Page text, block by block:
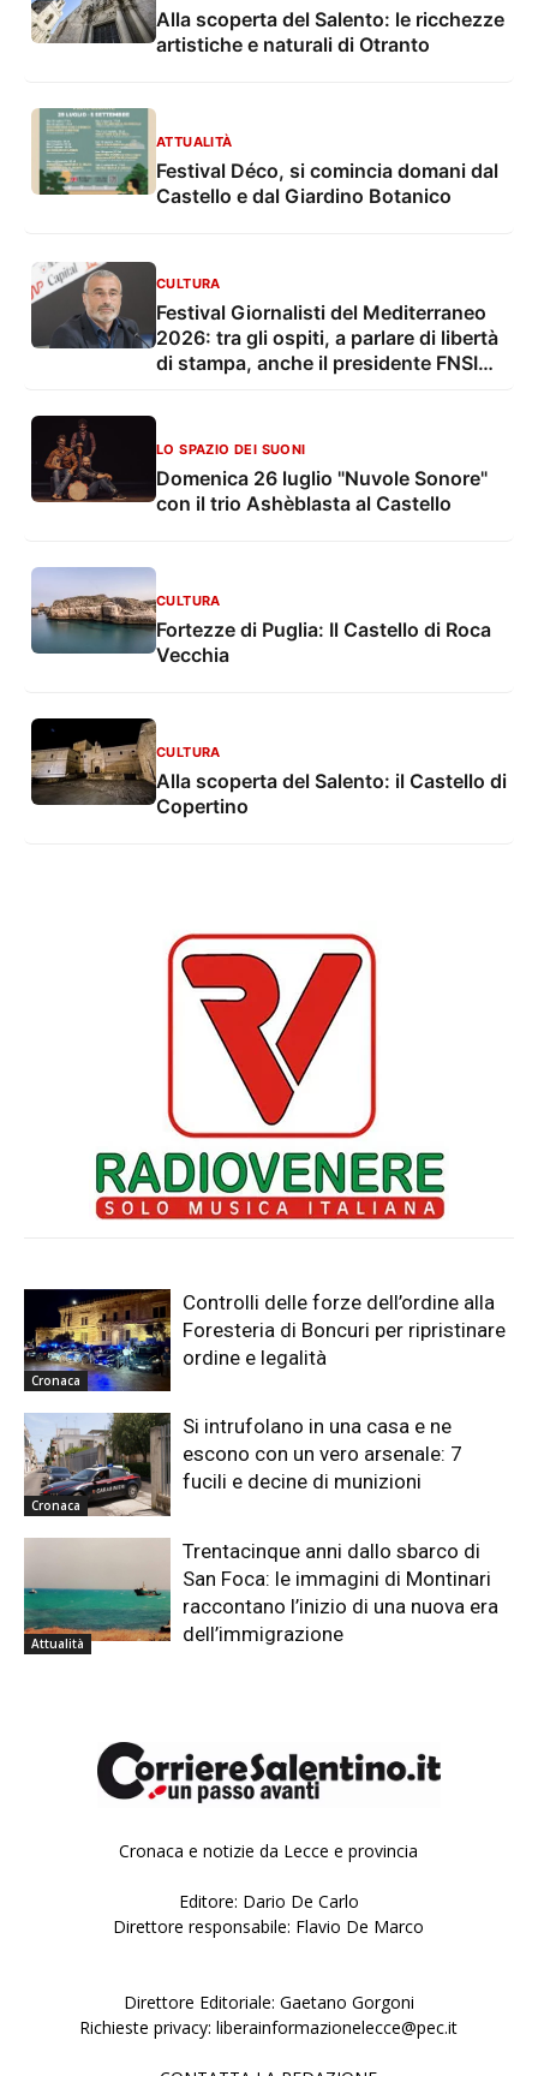
Alla scoperta del Salento: le ricchezze
artistiche e naturali di Otranto
ATTUALITÀ
Festival Déco, si comincia domani dal
Castello e dal Giardino Botanico
CULTURA
Festival Giornalisti del Mediterraneo
2026: tra gli ospiti, a parlare di libertà
di stampa, anche il presidente FNSI
LO SPAZIO DEI SUONI
Domenica 26 luglio "Nuvole Sonore"
con il trio Ashèblasta al Castello
CULTURA
Fortezze di Puglia: Il Castello di Roca
Vecchia
CULTURA
Alla scoperta del Salento: il Castello di
Copertino
Cronaca
Controlli delle forze dell’ordine alla
Foresteria di Boncuri per ripristinare
ordine e legalità
Cronaca
Si intrufolano in una casa e ne
escono con un vero arsenale: 7
fucili e decine di munizioni
Attualità
Trentacinque anni dallo sbarco di
San Foca: le immagini di Montinari
raccontano l’inizio di una nuova era
dell’immigrazione
Cronaca e notizie da Lecce e provincia
Editore: Dario De Carlo
Direttore responsabile: Flavio De Marco
Direttore Editoriale: Gaetano Gorgoni
Richieste privacy: liberainformazionelecce@pec.it